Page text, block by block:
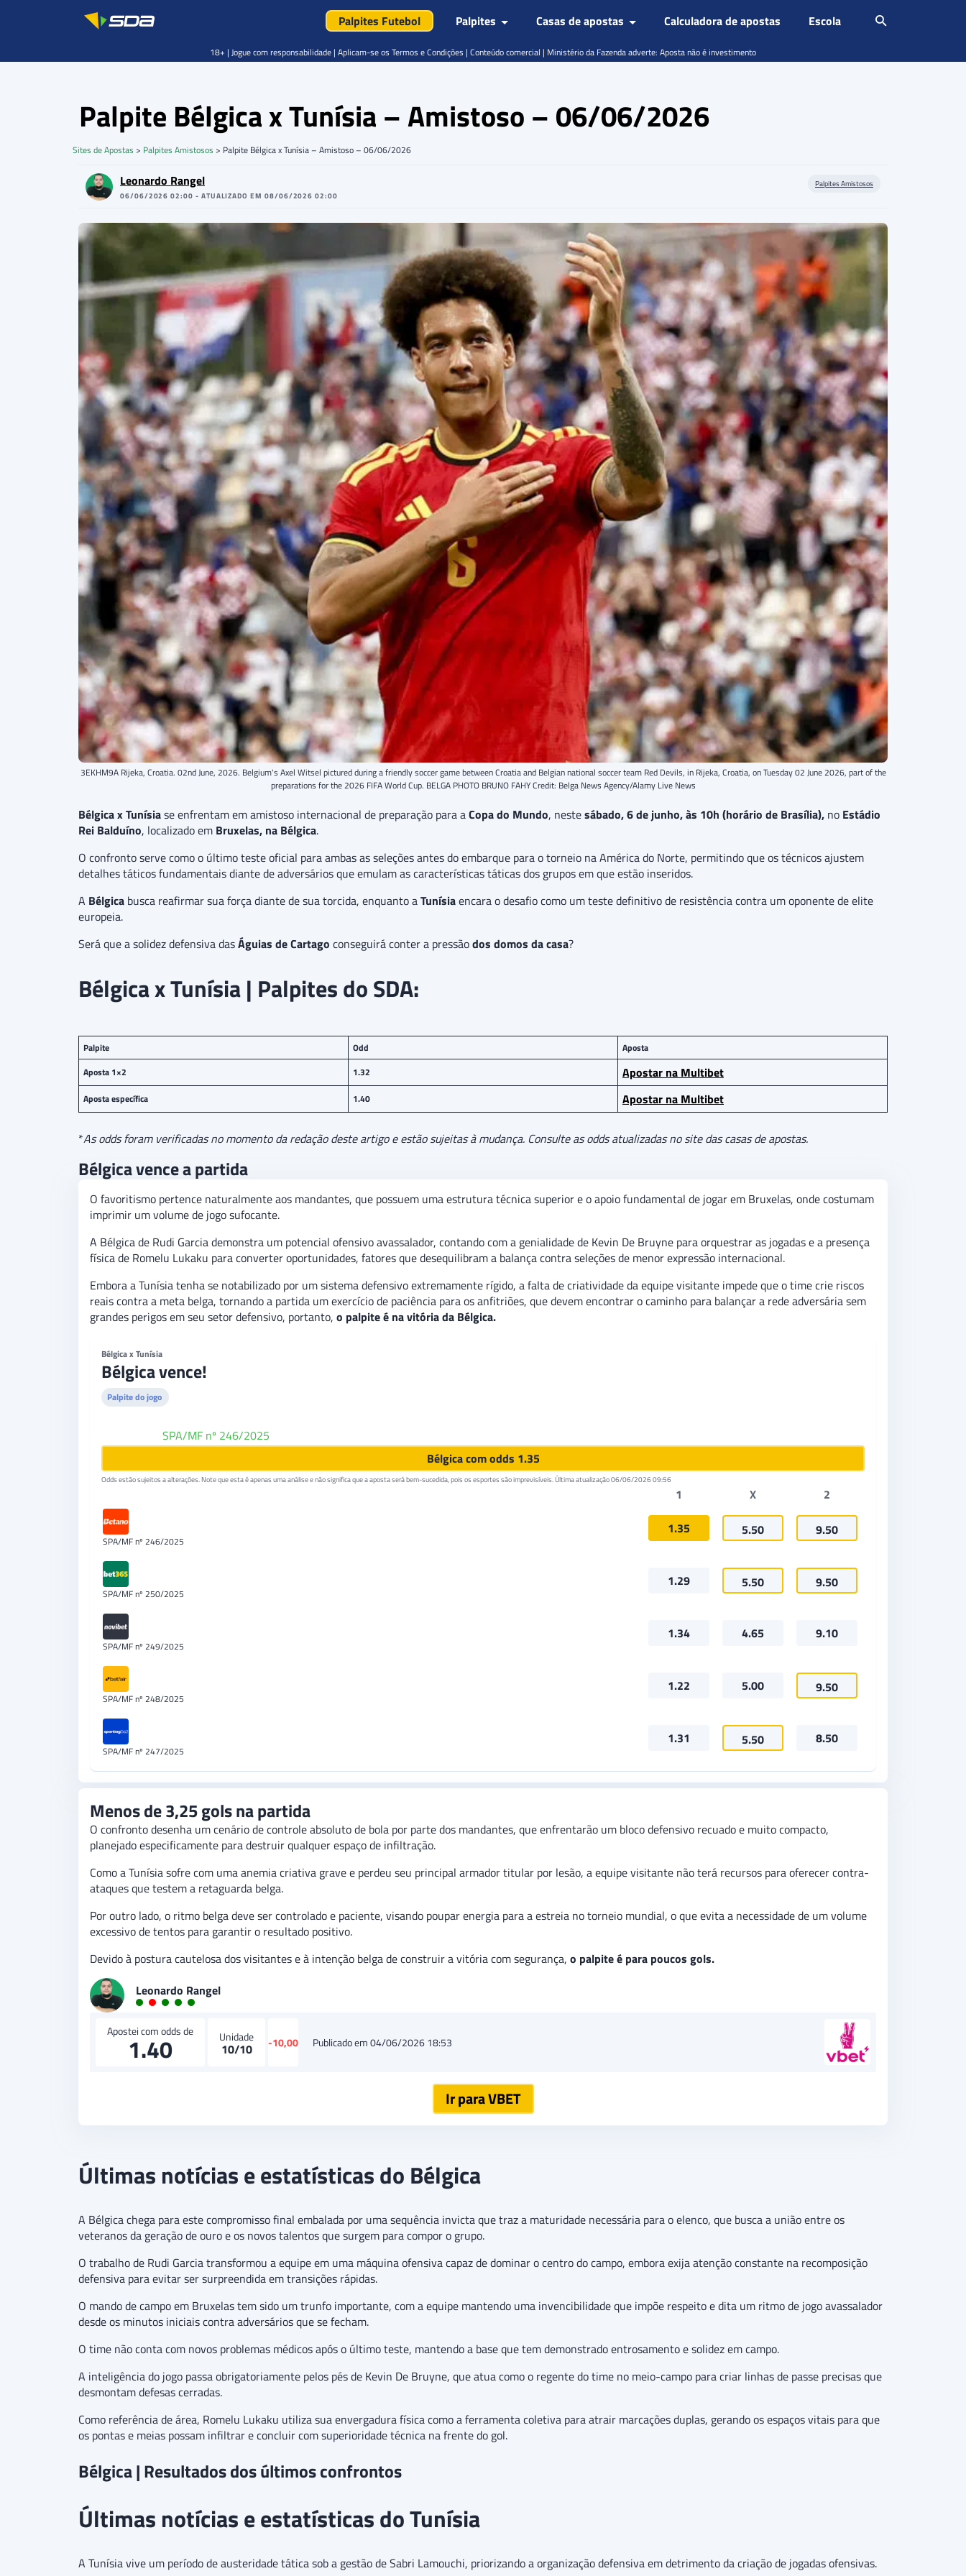
Palpites Futebol Palpites Casas de apostas Calculadora de apostas Escola
Palpite Bélgica x Tunísia – Amistoso – 06/06/2026
Sites de Apostas > Palpites Amistosos > Palpite Bélgica x Tunísia – Amistoso – 06/06/2026
Leonardo Rangel
06/06/2026 02:00 - ATUALIZADO EM 08/06/2026 02:00
Palpites Amistosos
3EKHM9A Rijeka, Croatia. 02nd June, 2026. Belgium's Axel Witsel pictured during a friendly soccer game between Croatia and Belgian national soccer team Red Devils, in Rijeka, Croatia, on Tuesday 02 June 2026, part of the
preparations for the 2026 FIFA World Cup. BELGA PHOTO BRUNO FAHY Credit: Belga News Agency/Alamy Live News
Bélgica x Tunísiase enfrentam em amistoso internacional de preparação para aCopa do Mundo, nestesábado, 6 de junho, às 10h (horário de Brasília), no Estádio
Rei Balduíno, localizado em Bruxelas, na Bélgica.
O confronto serve como o último teste oficial para ambas as seleções antes do embarque para o torneio na América do Norte, permitindo que os técnicos ajustem
detalhes táticos fundamentais diante de adversários que emulam as características táticas dos grupos em que estão inseridos.
A Bélgica busca reafirmar sua força diante de sua torcida, enquanto aTunísiaencara o desafio como um teste definitivo de resistência contra um oponente de elite
europeia.
Será que a solidez defensiva dasÁguias de Cartago conseguirá conter a pressãodos domos da casa?
Bélgica x Tunísia | Palpites do SDA:
Palpite Odd
Aposta
Aposta 1×2
1.32 Apostar na Multibet
Aposta específica 1.40 Apostar na Multibet
*As odds foram verificadas no momento da redação deste artigo e estão sujeitas à mudança. Consulte as odds atualizadas no site das casas de apostas.
Bélgica vence a partida
O favoritismo pertence naturalmente aos mandantes, que possuem uma estrutura técnica superior e o apoio fundamental de jogar em Bruxelas, onde costumam
imprimir um volume de jogo sufocante.
A Bélgica de Rudi Garcia demonstra um potencial ofensivo avassalador, contando com a genialidade de Kevin De Bruyne para orquestrar as jogadas e a presença
física de Romelu Lukaku para converter oportunidades, fatores que desequilibram a balança contra seleções de menor expressão internacional.
Embora a Tunísia tenha se notabilizado por um sistema defensivo extremamente rígido, a falta de criatividade da equipe visitante impede que o time crie riscos
reais contra a meta belga, tornando a partida um exercício de paciência para os anfitriões, que devem encontrar o caminho para balançar a rede adversária sem
grandes perigos em seu setor defensivo, portanto, o palpite é na vitória da Bélgica.
Bélgica x Tunísia
Bélgica vence!
Palpite do jogo
SPA/MF nº 246/2025
Bélgica com odds 1.35
Odds estão sujeitos a alterações. Note que esta é apenas uma análise e não significa que a aposta será bem-sucedida, pois os esportes são imprevisíveis. Última atualização06/06/2026 09:56
1 X 2
SPA/MF nº 246/2025
1.35 5.50 9.50
SPA/MF nº 250/2025
1.29 5.50 9.50
SPA/MF nº 249/2025
1.34 4.65 9.10
SPA/MF nº 248/2025
1.22 5.00 9.50
SPA/MF nº 247/2025
1.31 5.50 8.50
Menos de 3,25 gols na partida
O confronto desenha um cenário de controle absoluto de bola por parte dos mandantes, que enfrentarão um bloco defensivo recuado e muito compacto,
planejado especificamente para destruir qualquer espaço de infiltração.
Como a Tunísia sofre com uma anemia criativa grave e perdeu seu principal armador titular por lesão, a equipe visitante não terá recursos para oferecer contra-
ataques que testem a retaguarda belga.
Por outro lado, o ritmo belga deve ser controlado e paciente, visando poupar energia para a estreia no torneio mundial, o que evita a necessidade de um volume
excessivo de tentos para garantir o resultado positivo.
Devido à postura cautelosa dos visitantes e à intenção belga de construir a vitória com segurança, o palpite é para poucos gols.
Leonardo Rangel
Apostei com odds de
1.40 Unidade
10/10 -10,00 Publicado em 04/06/2026 18:53
Ir para VBET
Últimas notícias e estatísticas do Bélgica
A Bélgica chega para este compromisso final embalada por uma sequência invicta que traz a maturidade necessária para o elenco, que busca a união entre os
veteranos da geração de ouro e os novos talentos que surgem para compor o grupo.
O trabalho de Rudi Garcia transformou a equipe em uma máquina ofensiva capaz de dominar o centro do campo, embora exija atenção constante na recomposição
defensiva para evitar ser surpreendida em transições rápidas.
O mando de campo em Bruxelas tem sido um trunfo importante, com a equipe mantendo uma invencibilidade que impõe respeito e dita um ritmo de jogo avassalador
desde os minutos iniciais contra adversários que se fecham.
O time não conta com novos problemas médicos após o último teste, mantendo a base que tem demonstrado entrosamento e solidez em campo.
A inteligência do jogo passa obrigatoriamente pelos pés de Kevin De Bruyne, que atua como o regente do time no meio-campo para criar linhas de passe precisas que
desmontam defesas cerradas.
Como referência de área, Romelu Lukaku utiliza sua envergadura física como a ferramenta coletiva para atrair marcações duplas, gerando os espaços vitais para que
os pontas e meias possam infiltrar e concluir com superioridade técnica na frente do gol.
Bélgica | Resultados dos últimos confrontos
Últimas notícias e estatísticas do Tunísia
A Tunísia vive um período de austeridade tática sob a gestão de Sabri Lamouchi, priorizando a organização defensiva em detrimento da criação de jogadas ofensivas.
18+ | Jogue com responsabilidade | Aplicam-se os Termos e Condições | Conteúdo comercial | Ministério da Fazenda adverte: Aposta não é investimento